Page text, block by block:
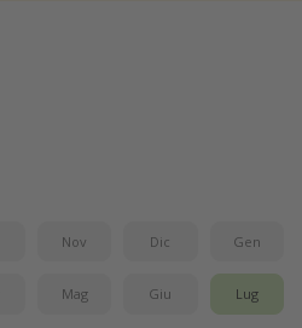
Nov Dic Gen
Mag Giu Lug